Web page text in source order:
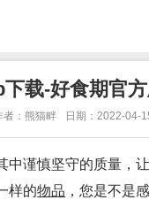
载-好食期官
者：熊猫畔 日期：2022-04-
中谨慎坚守的质量，
样的物品 ，您是不是